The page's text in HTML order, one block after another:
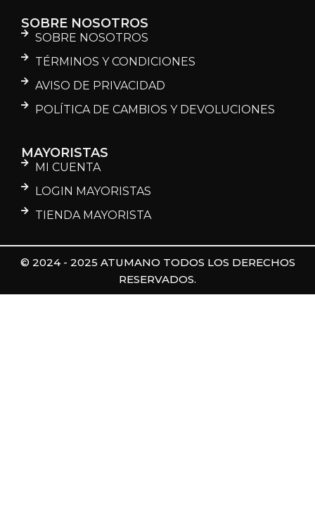
SOBRE NOSOTROS
SOBRE NOSOTROS
TÉRMINOS Y CONDICIONES
AVISO DE PRIVACIDAD
POLÍTICA DE CAMBIOS Y DEVOLUCIONES
MAYORISTAS
MI CUENTA
LOGIN MAYORISTAS
TIENDA MAYORISTA
© 2024 - 2025 ATUMANO TODOS LOS DERECHOS
RESERVADOS.